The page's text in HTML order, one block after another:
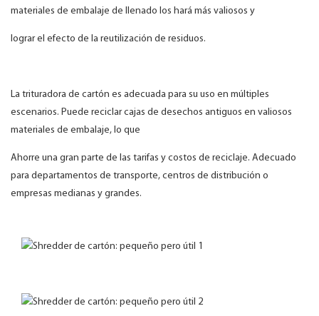
materiales de embalaje de llenado los hará más valiosos y
lograr el efecto de la reutilización de residuos.
La trituradora de cartón es adecuada para su uso en múltiples
escenarios. Puede reciclar cajas de desechos antiguos en valiosos
materiales de embalaje, lo que
Ahorre una gran parte de las tarifas y costos de reciclaje. Adecuado
para departamentos de transporte, centros de distribución o
empresas medianas y grandes.